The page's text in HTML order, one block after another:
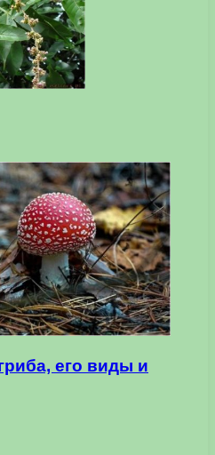
его виды и